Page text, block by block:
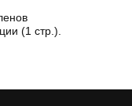
(1 стр.).